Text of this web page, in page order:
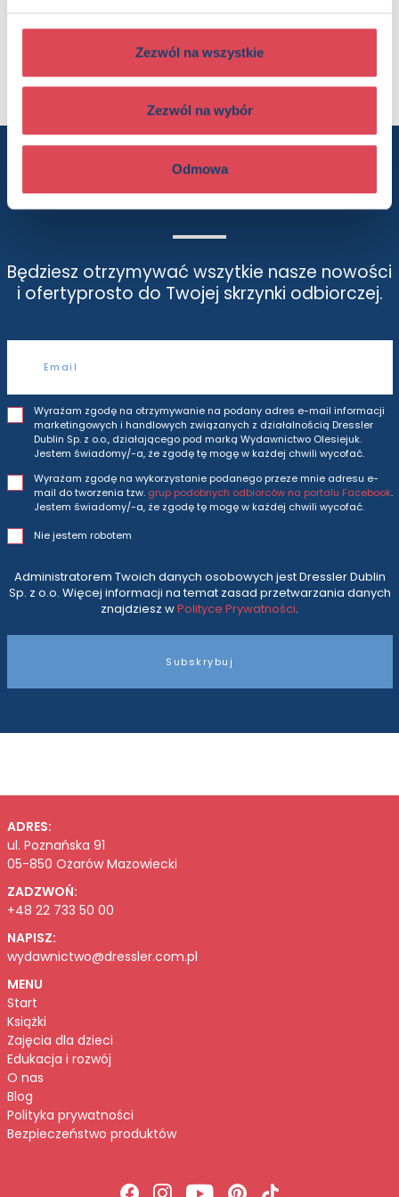
Zezwól na wszystkie
Zezwól na wybór
Odmowa
Star Wars - Powieści
Chcesz wiedzieć więcej? Zapisz się
do newslettera
Będziesz otrzymywać wszytkie nasze nowości
i ofertyprosto do Twojej skrzynki odbiorczej.
Wyrażam zgodę na otrzymywanie na podany adres e-mail informacji
marketingowych i handlowych związanych z działalnością Dressler
Dublin Sp. z o.o., działającego pod marką Wydawnictwo Olesiejuk.
Jestem świadomy/-a, że zgodę tę mogę w każdej chwili wycofać.
Wyrażam zgodę na wykorzystanie podanego przeze mnie adresu e-
mail do tworzenia tzw. grup podobnych odbiorców na portalu Facebook.
Jestem świadomy/-a, że zgodę tę mogę w każdej chwili wycofać.
Nie jestem robotem
Administratorem Twoich danych osobowych jest Dressler Dublin
Sp. z o.o. Więcej informacji na temat zasad przetwarzania danych
znajdziesz wPolityce Prywatności.
Subskrybuj
ADRES:
ul. Poznańska 91
05-850 Ożarów Mazowiecki
ZADZWOŃ:
+48 22 733 50 00
NAPISZ:
wydawnictwo@dressler.com.pl
MENU
Start
Książki
Zajęcia dla dzieci
Edukacja i rozwój
O nas
Blog
Polityka prywatności
Bezpieczeństwo produktów